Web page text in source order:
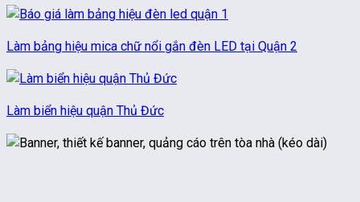
Làm bảng hiệu mica chữ nổi gắn đèn LED tại Quận 2
Làm biển hiệu quận Thủ Đức